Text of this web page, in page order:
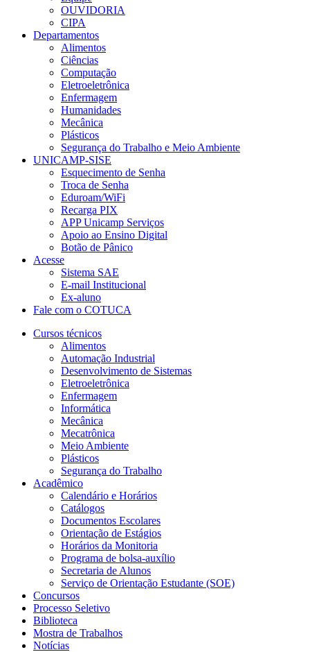
OUVIDORIA
CIPA
Departamentos
Alimentos
Ciências
Computação
Eletroeletrônica
Enfermagem
Humanidades
Mecânica
Plásticos
Segurança do Trabalho e Meio Ambiente
UNICAMP-SISE
Esquecimento de Senha
Troca de Senha
Eduroam/WiFi
Recarga PIX
APP Unicamp Serviços
Apoio ao Ensino Digital
Botão de Pânico
Acesse
Sistema SAE
E-mail Institucional
Ex-aluno
Fale com o COTUCA
Cursos técnicos
Alimentos
Automação Industrial
Desenvolvimento de Sistemas
Eletroeletrônica
Enfermagem
Informática
Mecânica
Mecatrônica
Meio Ambiente
Plásticos
Segurança do Trabalho
Acadêmico
Calendário e Horários
Catálogos
Documentos Escolares
Orientação de Estágios
Horários da Monitoria
Programa de bolsa-auxílio
Secretaria de Alunos
Serviço de Orientação Estudante (SOE)
Concursos
Processo Seletivo
Biblioteca
Mostra de Trabalhos
Notícias